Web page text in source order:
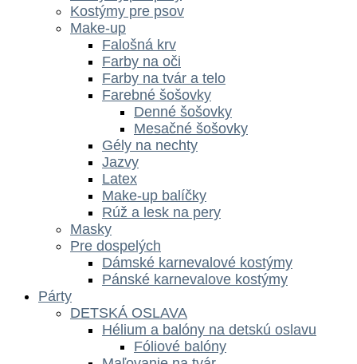
Kostýmy pre psov
Make-up
Falošná krv
Farby na oči
Farby na tvár a telo
Farebné šošovky
Denné šošovky
Mesačné šošovky
Gély na nechty
Jazvy
Latex
Make-up balíčky
Rúž a lesk na pery
Masky
Pre dospelých
Dámské karnevalové kostýmy
Pánské karnevalove kostýmy
Párty
DETSKÁ OSLAVA
Hélium a balóny na detskú oslavu
Fóliové balóny